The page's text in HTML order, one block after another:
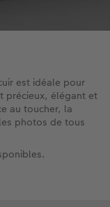
est idéale pour
précieux, élégant et
au toucher, la
photos de tous